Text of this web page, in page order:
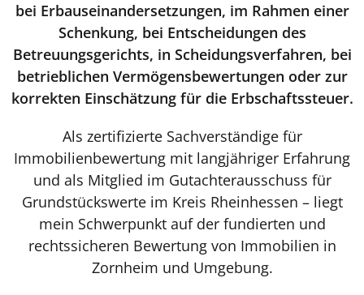
bei Erbauseinandersetzungen, im Rahmen einer
Schenkung, bei Entscheidungen des
Betreuungsgerichts, in Scheidungsverfahren, bei
betrieblichen Vermögensbewertungen oder zur
korrekten Einschätzung für die Erbschaftssteuer.
Als zertifizierte Sachverständige für
Immobilienbewertung mit langjähriger Erfahrung
und als Mitglied im Gutachterausschuss für
Grundstückswerte im Kreis Rheinhessen – liegt
mein Schwerpunkt auf der fundierten und
rechtssicheren Bewertung von Immobilien in
Zornheim und Umgebung.